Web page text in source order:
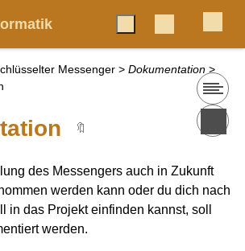
Messenger > Dokumentation >
🔖
des Messengers auch in Zukunft
werden kann oder du dich nach
in das Projekt einfinden kannst, soll
werden.